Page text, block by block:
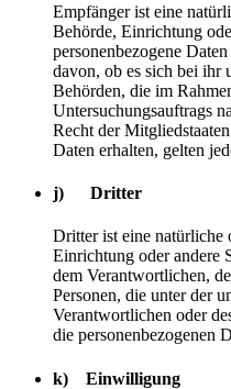
Empfänger ist eine
Behörde, Einrichtung
personenbezogene
davon, ob es sich bei ihr
Behörden, die im
Untersuchungsauftrags
Recht der
Daten erhalten, gelten
j) Dritter
Dritter ist eine natürliche
Einrichtung oder andere
dem Verantwortlichen,
Personen, die unter der
Verantwortlichen oder
die personenbezogenen
k) Einwilligung